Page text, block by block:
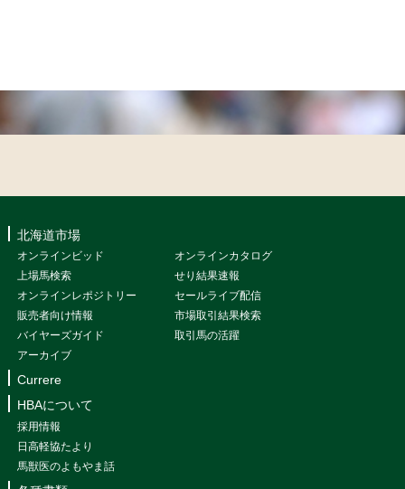
北海道市場
オンラインビッド
オンラインカタログ
上場馬検索
せり結果速報
オンラインレポジトリー
セールライブ配信
販売者向け情報
市場取引結果検索
バイヤーズガイド
取引馬の活躍
アーカイブ
Currere
HBAについて
採用情報
日高軽協たより
馬獣医のよもやま話